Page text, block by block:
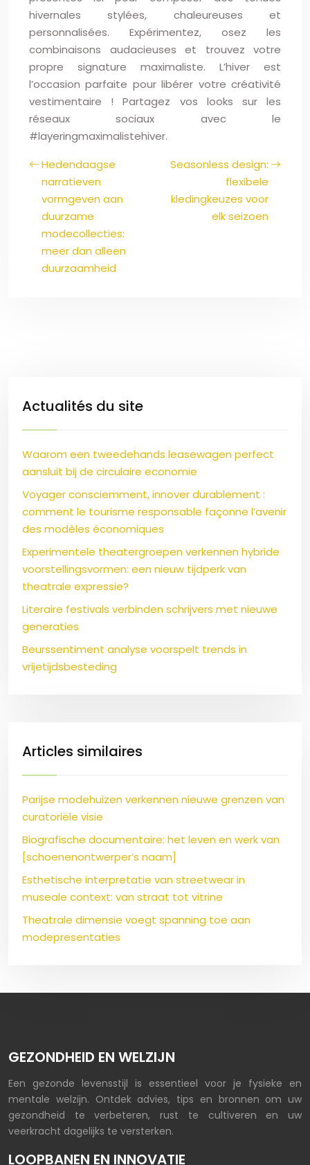
hivernales stylées, chaleureuses et
personnalisées. Expérimentez, osez les
combinaisons audacieuses et trouvez votre
propre signature maximaliste. L’hiver est
l’occasion parfaite pour libérer votre créativité
vestimentaire ! Partagez vos looks sur les
réseaux sociaux avec le
#layeringmaximalistehiver.
Hedendaagse
narratieven
vormgeven aan
duurzame
modecollecties:
meer dan alleen
duurzaamheid
Seasonless design:
flexibele
kledingkeuzes voor
elk seizoen
Actualités du site
Waarom een tweedehands leasewagen perfect
aansluit bij de circulaire economie
Voyager consciemment, innover durablement :
comment le tourisme responsable façonne l’avenir
des modèles économiques
Experimentele theatergroepen verkennen hybride
voorstellingsvormen: een nieuw tijdperk van
theatrale expressie?
Literaire festivals verbinden schrijvers met nieuwe
generaties
Beurssentiment analyse voorspelt trends in
vrijetijdsbesteding
Articles similaires
Parijse modehuizen verkennen nieuwe grenzen van
curatoriële visie
Biografische documentaire: het leven en werk van
[schoenenontwerper’s naam]
Esthetische interpretatie van streetwear in
museale context: van straat tot vitrine
Theatrale dimensie voegt spanning toe aan
modepresentaties
GEZONDHEID EN WELZIJN
Een gezonde levensstijl is essentieel voor je fysieke en
mentale welzijn. Ontdek advies, tips en bronnen om uw
gezondheid te verbeteren, rust te cultiveren en uw
veerkracht dagelijks te versterken.
LOOPBANEN EN INNOVATIE